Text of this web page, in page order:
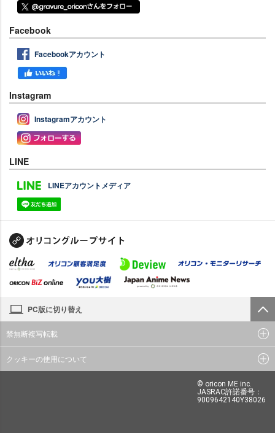
Facebook
Facebookアカウント
Instagram
Instagramアカウント
LINE
LINEアカウントメディア
PC版に切り替え
禁無断複写転載
クッキーの使用について
© oricon ME inc.
JASRAC許諾番号：
9009642140Y38026